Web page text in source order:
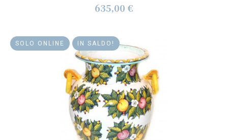
635,00 €
SOLO ONLINE IN SALDO!